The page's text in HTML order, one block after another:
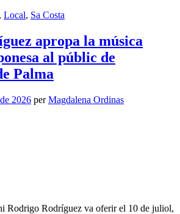
, Local, Sa Costa
apropa la música
al públic de
Palma
2026 perMagdalena Ordinas
Rodrigo Rodríguez va oferir el 10 de juliol,